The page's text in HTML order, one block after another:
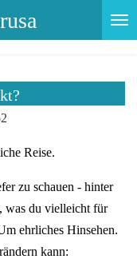
Reise.
zu schauen - hinter
was du vielleicht für
ehrliches Hinsehen.
kann: